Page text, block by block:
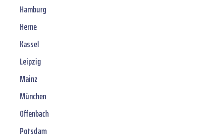
Hamburg
Herne
Kassel
Leipzig
Mainz
München
Offenbach
Potsdam